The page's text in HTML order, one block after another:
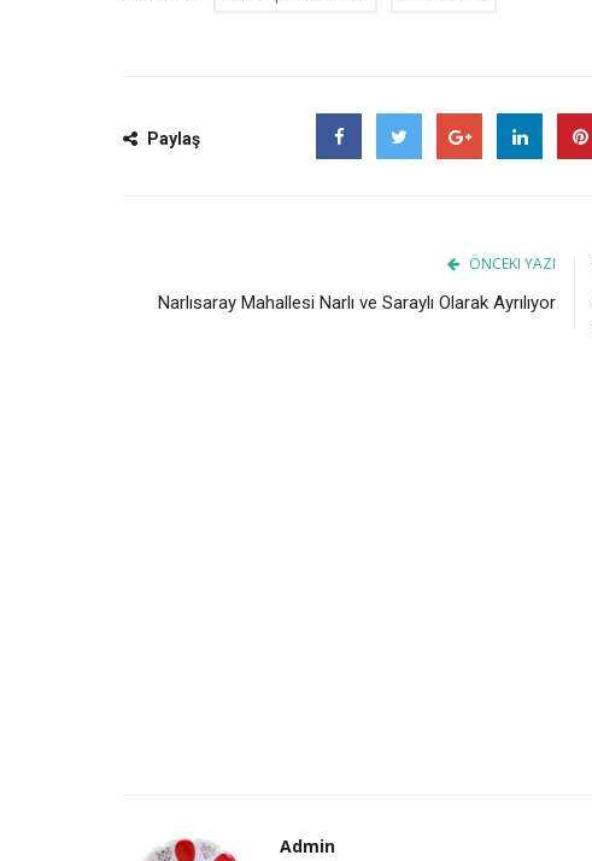
Paylaş
ÖNCEKI YAZI
Narlısaray Mahallesi Narlı ve Saraylı Olarak Ayrılıyor
Admin